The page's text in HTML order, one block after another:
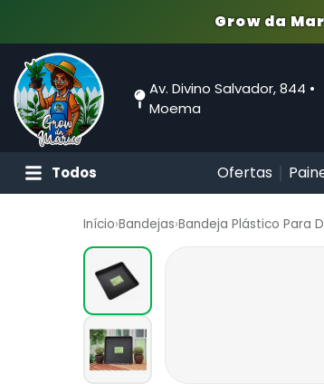
Grow da
Av. Divino Salvador, 844 •
Moema
Todos Ofertas
Início›Bandejas›Bandeja Plástico Para